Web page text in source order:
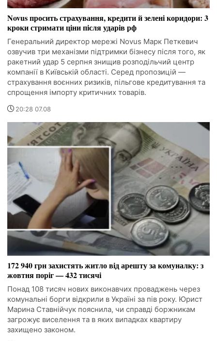
Novus просить страхування, кредити й зелені коридори: 3
кроки стримати ціни після ударів рф
Генеральний директор мережі Novus Марк Петкевич
озвучив три механізми підтримки бізнесу після того, як
ракетний удар 5 серпня знищив розподільчий центр
компанії в Київській області. Серед пропозицій —
страхування воєнних ризиків, пільгове кредитування та
спрощення імпорту критичних товарів.
20:28 07.08
172 940 грн захистять житло від арешту за комуналку: з
жовтня поріг — 432 тисячі
Понад 108 тисяч нових виконавчих проваджень через
комунальні борги відкрили в Україні за пів року. Юрист
Марина Ставнійчук пояснила, чи справді боржникам
загрожує виселення та в яких випадках квартиру
захищено законом.